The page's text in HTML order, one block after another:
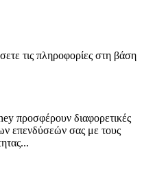
τις πληροφορίες στη βάση
προσφέρουν διαφορετικές
επενδύσεών σας με τους